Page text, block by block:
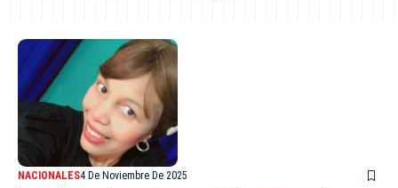
NACIONALES4 De Noviembre De 2025